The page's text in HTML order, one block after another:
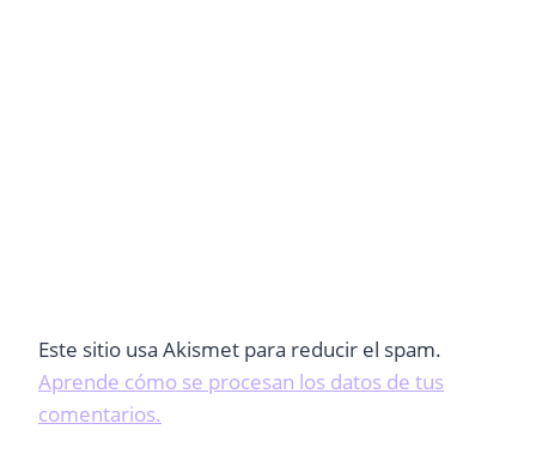
Este sitio usa Akismet para reducir el spam.
Aprende cómo se procesan los datos de tus
comentarios.